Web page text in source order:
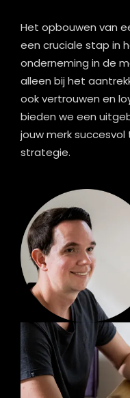
Het opbouwen van
een cruciale stap in
onderneming in de
alleen bij het
ook vertrouwen en
bieden we een
jouw merk succesvol
strategie.